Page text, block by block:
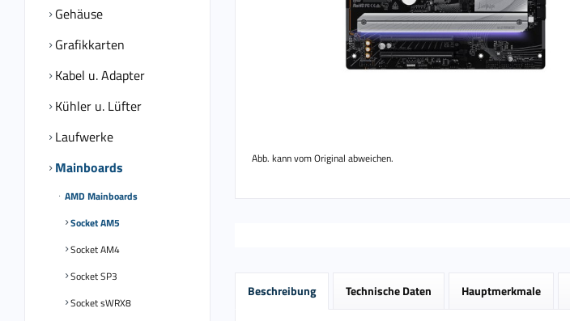
Gehäuse
Grafikkarten
Kabel u. Adapter
Kühler u. Lüfter
Laufwerke
Mainboards
AMD Mainboards
Socket AM5
Socket AM4
Socket SP3
Socket sWRX8
Abb. kann vom Original abweichen.
Beschreibung Technische Daten Hauptmerkmale